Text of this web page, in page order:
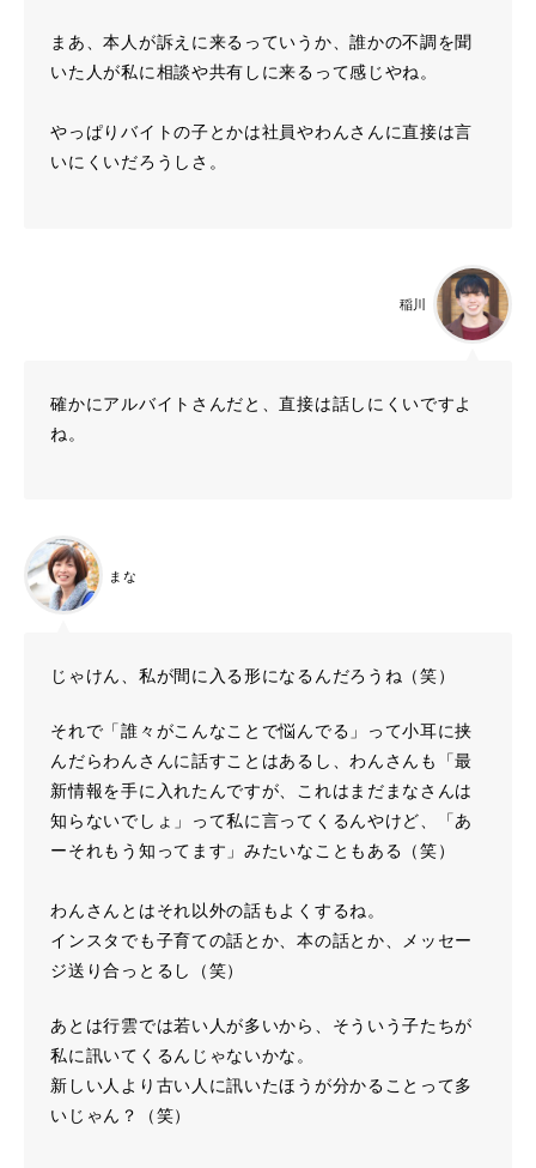
まあ、本人が訴えに来るっていうか、誰かの不調を聞
いた人が私に相談や共有しに来るって感じやね。
やっぱりバイトの子とかは社員やわんさんに直接は言
いにくいだろうしさ。
稲川
確かにアルバイトさんだと、直接は話しにくいですよ
ね。
まな
じゃけん、私が間に入る形になるんだろうね（笑）
それで「誰々がこんなことで悩んでる」って小耳に挟
んだらわんさんに話すことはあるし、わんさんも「最
新情報を手に入れたんですが、これはまだまなさんは
知らないでしょ」って私に言ってくるんやけど、「あ
ーそれもう知ってます」みたいなこともある（笑）
わんさんとはそれ以外の話もよくするね。
インスタでも子育ての話とか、本の話とか、メッセー
ジ送り合っとるし（笑）
あとは行雲では若い人が多いから、そういう子たちが
私に訊いてくるんじゃないかな。
新しい人より古い人に訊いたほうが分かることって多
いじゃん？（笑）